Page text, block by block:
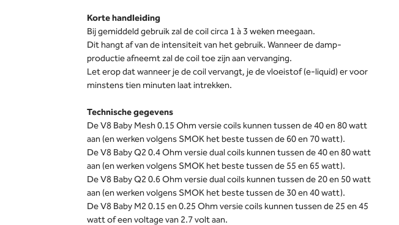
Korte handleiding
Bij gemiddeld gebruik zal de coil circa 1 à 3 weken meegaan.
Dit hangt af van de intensiteit van het gebruik. Wanneer de damp-
productie afneemt zal de coil toe zijn aan vervanging.
Let erop dat wanneer je de coil vervangt, je de vloeistof (e-liquid) er voor
minstens tien minuten laat intrekken.
Technische gegevens
De V8 Baby Mesh 0.15 Ohm versie coils kunnen tussen de 40 en 80 watt
aan (en werken volgens SMOK het beste tussen de 60 en 70 watt).
De V8 Baby Q2 0.4 Ohm versie dual coils kunnen tussen de 40 en 80 watt
aan (en werken volgens SMOK het beste tussen de 55 en 65 watt).
De V8 Baby Q2 0.6 Ohm versie dual coils kunnen tussen de 20 en 50 watt
aan (en werken volgens SMOK het beste tussen de 30 en 40 watt).
De V8 Baby M2 0.15 en 0.25 Ohm versie coils kunnen tussen de 25 en 45
watt of een voltage van 2.7 volt aan.